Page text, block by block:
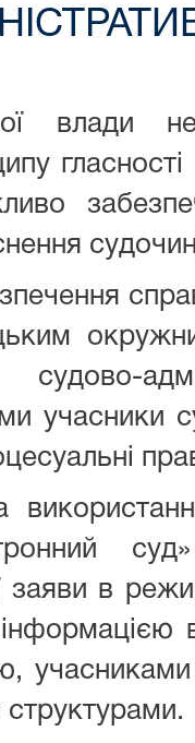
влади
учасники
заяви в